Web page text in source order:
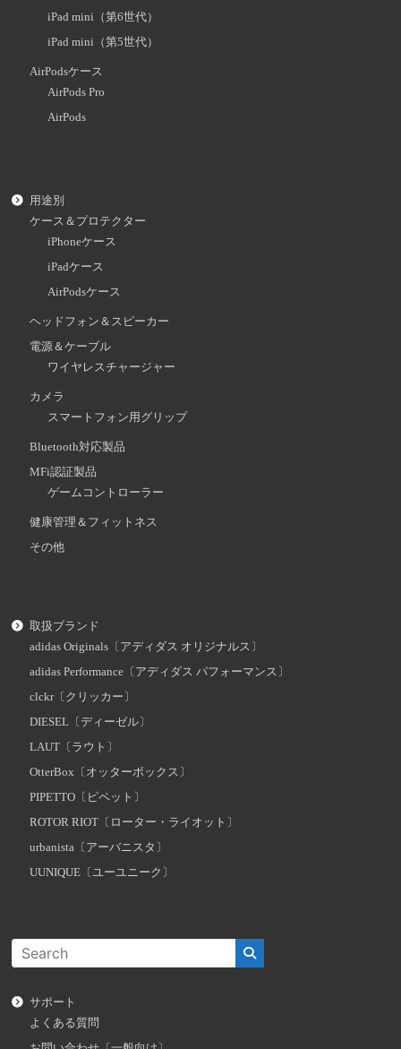
iPad mini（第6世代）
iPad mini（第5世代）
AirPodsケース
AirPods Pro
AirPods
用途別
ケース＆プロテクター
iPhoneケース
iPadケース
AirPodsケース
ヘッドフォン＆スピーカー
電源＆ケーブル
ワイヤレスチャージャー
カメラ
スマートフォン用グリップ
Bluetooth対応製品
MFi認証製品
ゲームコントローラー
健康管理＆フィットネス
その他
取扱ブランド
adidas Originals〔アディダス オリジナルス〕
adidas Performance〔アディダス パフォーマンス〕
clckr〔クリッカー〕
DIESEL〔ディーゼル〕
LAUT〔ラウト〕
OtterBox〔オッターボックス〕
PIPETTO〔ピペット〕
ROTOR RIOT〔ローター・ライオット〕
urbanista〔アーバニスタ〕
UUNIQUE〔ユーユニーク〕
サポート
よくある質問